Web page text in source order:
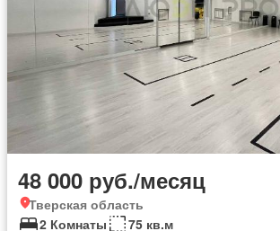
48 000 руб./месяц
Тверская область
2 Комнаты
75 кв.м